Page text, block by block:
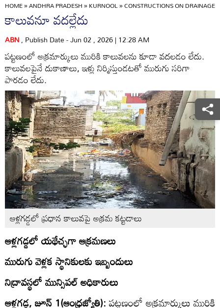
HOME»ANDHRA PRADESH»KURNOOL»CONSTRUCTIONS ON DRAINAGE
కాలువనూ వదల్లేదు
ABN, Publish Date - Jun 02 , 2026 | 12:28 AM
పట్టణంలో అక్రమార్కులు మురికి కాలువలను కూడా వదలడం లేదు.
కాలువలపైనే దుకాణాలు, ఇళ్లు నిర్మిస్తుండటతో మురుగు సరిగా
పారడం లేదు.
ఆళ్లగడ్డలో ప్రధాన కాలువపై అక్రమ కట్టడాలు
ఆళ్లగడ్డలో యథేచ్ఛగా ఆక్రమణలు
మురుగు వెళ్లక స్థానికులకు ఇబ్బందులు
నిద్రావస్థలో మున్సిపల్‌ అధికారులు
ఆళ్లగడ్డ, జూన్‌ 1(ఆంధ్రజ్యోతి):పట్టణంలో అక్రమార్కులు మురికి